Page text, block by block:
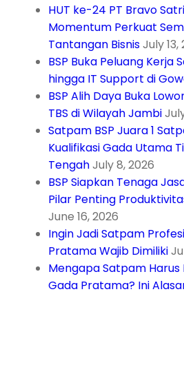
HUT ke-24 PT Bravo
Momentum Perkuat
Tantangan BisnisJuly 13,
BSP Buka Peluang Kerja
hingga IT Support di
BSP Alih Daya Buka
TBS di Wilayah Jambi
Satpam BSP Juara 1
Kualifikasi Gada Utama
TengahJuly 8, 2026
BSP Siapkan Tenaga
Pilar Penting
June 16, 2026
Ingin Jadi Satpam
Pratama Wajib Dimiliki
Mengapa Satpam
Gada Pratama? Ini